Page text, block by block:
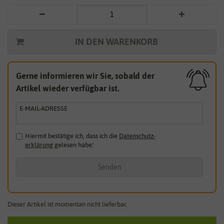
IN DEN WARENKORB
Gerne informieren wir Sie, sobald der
Artikel wieder verfügbar ist.
E-MAIL-ADRESSE
Hiermit bestätige ich, dass ich die Daten­schutz­
erklärunggelesen habe.*
Senden
Dieser Artikel ist momentan nicht lieferbar.